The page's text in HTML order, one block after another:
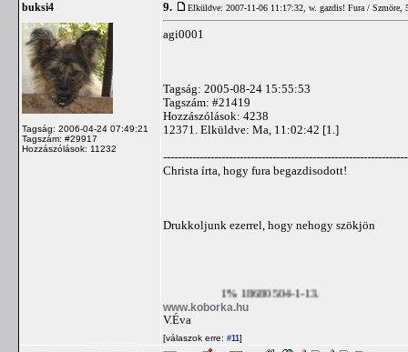
buksi4
Tagság: 2006-04-24 07:49:21
Tagszám: #29917
Hozzászólások: 11232
9. Elküldve: 2007-11-06 11:17:32, w. gazdis! Fura / Szmöre,
agi0001
Tagság: 2005-08-24 15:55:53
Tagszám: #21419
Hozzászólások: 4238
12371. Elküldve: Ma, 11:02:42 [1.]
Christa írta, hogy fura begazdisodott!
Drukkoljunk ezerrel, hogy nehogy szökjön
1% 18680504-1-13.
www.koborka.hu
V.Éva
[válaszok erre: #11]